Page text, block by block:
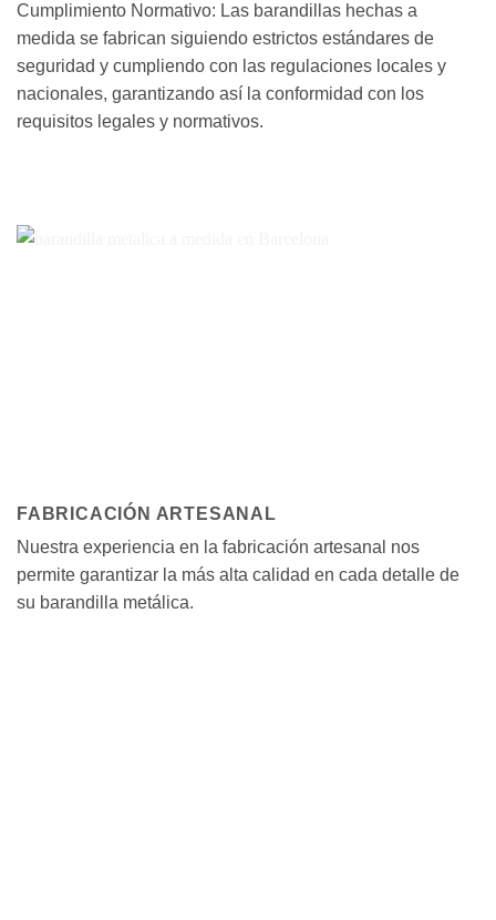
Cumplimiento Normativo: Las barandillas hechas a
medida se fabrican siguiendo estrictos estándares de
seguridad y cumpliendo con las regulaciones locales y
nacionales, garantizando así la conformidad con los
requisitos legales y normativos.
FABRICACIÓN ARTESANAL
Nuestra experiencia en la fabricación artesanal nos
permite garantizar la más alta calidad en cada detalle de
su barandilla metálica.